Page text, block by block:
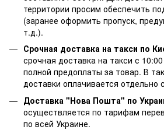
территории просим обеспечить
(заранее оформить пропуск,
т.д.).
Срочная доставка на такси по
срочная доставка на такси с
полной предоплаты за товар. В
доставки оплачивается отдельно
Доставка "Нова Пошта" по
осуществляется по тарифам
по всей Украине.